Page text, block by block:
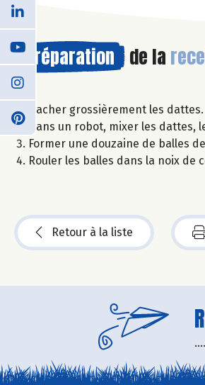
Préparation de la
Hacher grossièrement les dattes.
Dans un robot, mixer les dattes,
Former une douzaine de balles
Rouler les balles dans la noix de
Retour à la liste